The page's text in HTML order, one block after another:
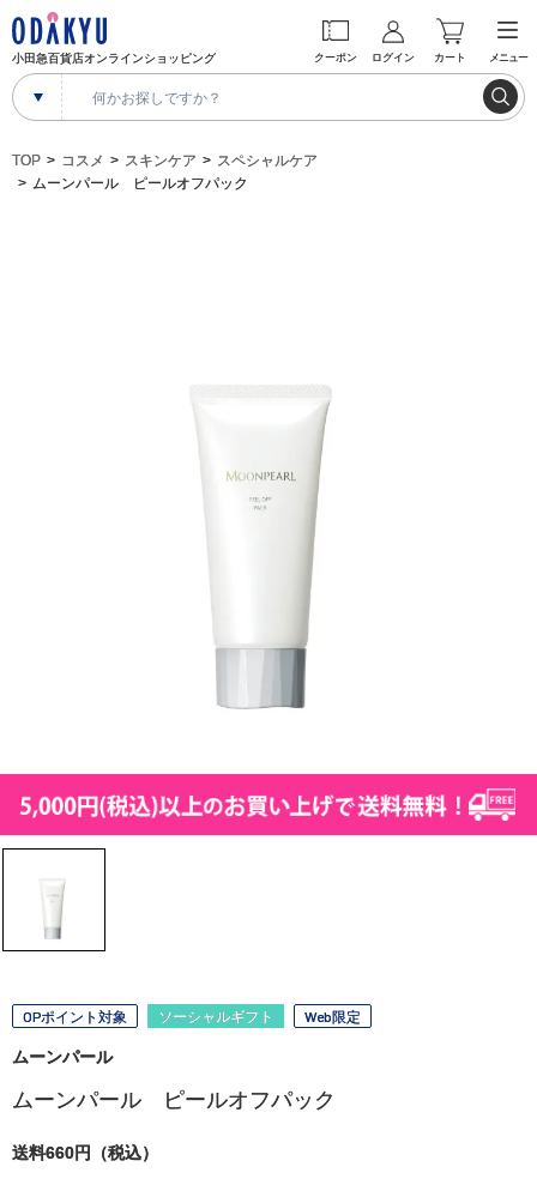
小田急百貨店オンラインショッピング クーポン ログイン カート メニュー
TOP コスメ スキンケア
スペシャルケア
ムーンパール ピールオフパック
OPポイント対象 ソーシャルギフト Web限定
ムーンパール
ムーンパール ピールオフパック
送料660円（税込）